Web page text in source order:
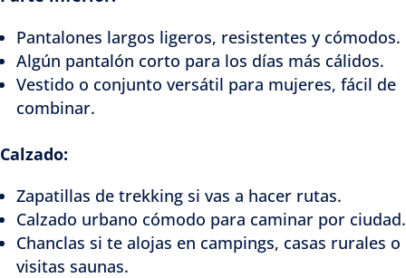
Pantalones largos ligeros, resistentes y cómodos.
Algún pantalón corto para los días más cálidos.
Vestido o conjunto versátil para mujeres, fácil de
combinar.
Calzado:
Zapatillas de trekking si vas a hacer rutas.
Calzado urbano cómodo para caminar por ciudad.
Chanclas si te alojas en campings, casas rurales o
visitas saunas.